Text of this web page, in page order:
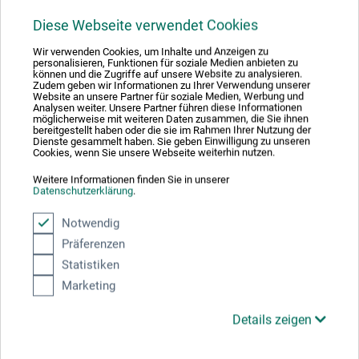
Diese Webseite verwendet Cookies
Wir verwenden Cookies, um Inhalte und Anzeigen zu
personalisieren, Funktionen für soziale Medien anbieten zu
können und die Zugriffe auf unsere Website zu analysieren.
Zudem geben wir Informationen zu Ihrer Verwendung unserer
Website an unsere Partner für soziale Medien, Werbung und
Analysen weiter. Unsere Partner führen diese Informationen
möglicherweise mit weiteren Daten zusammen, die Sie ihnen
bereitgestellt haben oder die sie im Rahmen Ihrer Nutzung der
Dienste gesammelt haben. Sie geben Einwilligung zu unseren
Cookies, wenn Sie unsere Webseite weiterhin nutzen.
Weitere Informationen finden Sie in unserer
Datenschutzerklärung.
Notwendig
Präferenzen
Statistiken
Marketing
Details zeigen
Artistix BV
Nijverheidsweg 19
6651 KS Druten
NIEDERLANDE
Kunden kauften auch